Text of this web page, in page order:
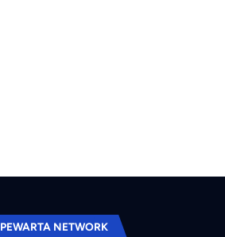
PEWARTA NETWORK